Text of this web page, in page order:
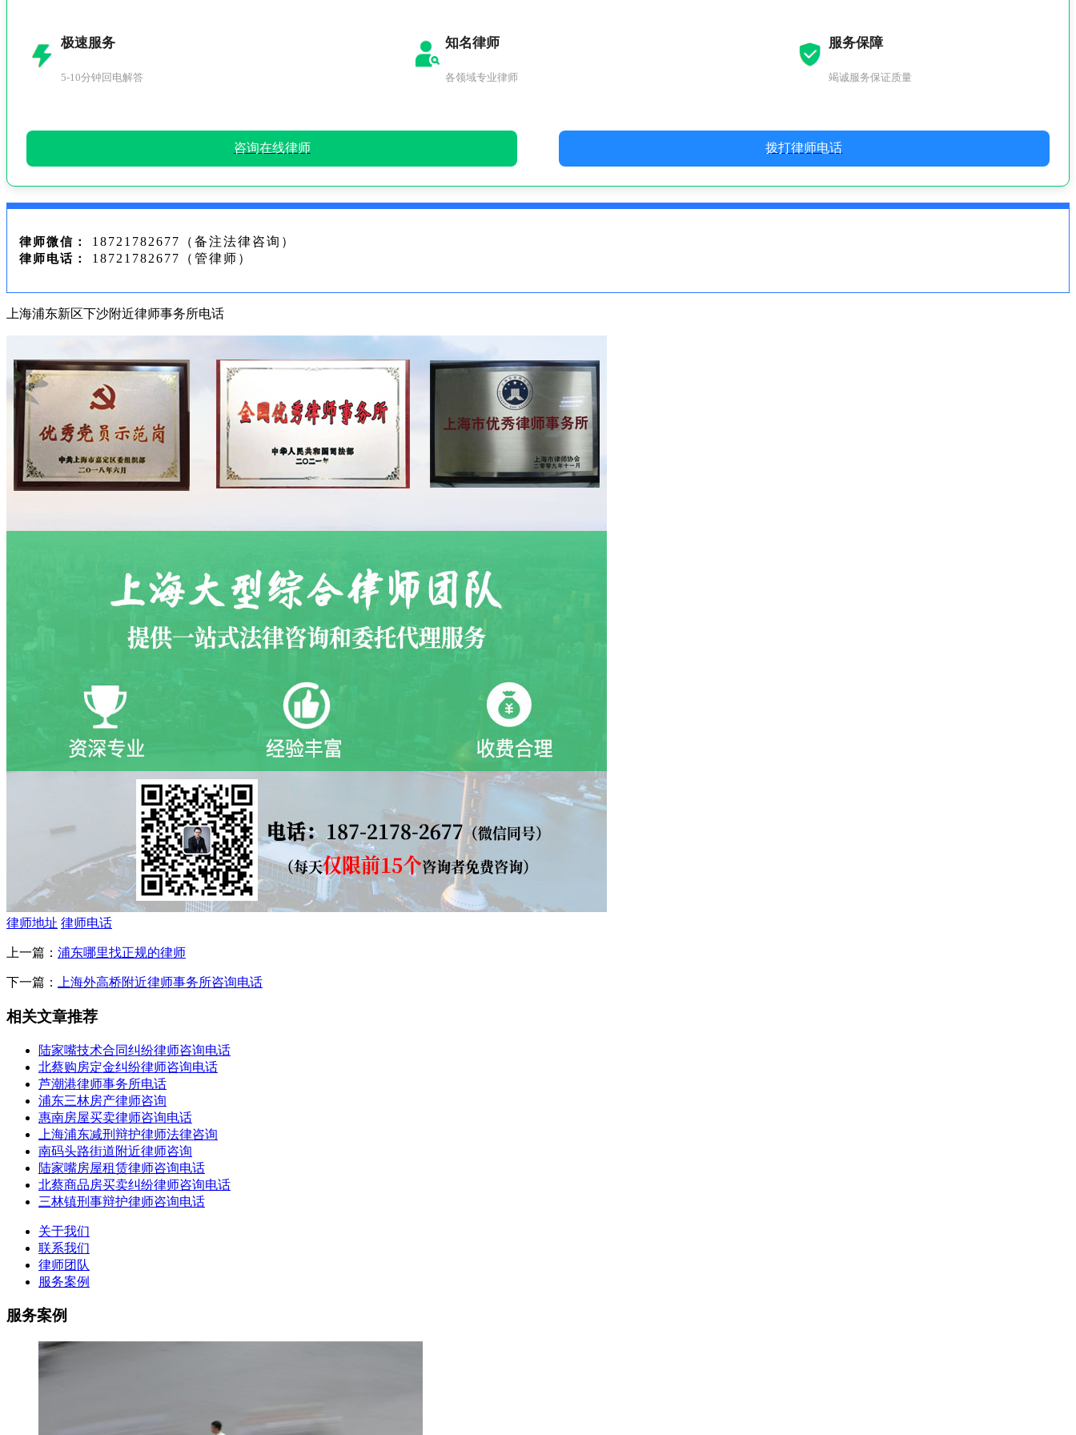
极速服务
5-10分钟回电解答
知名律师
各领域专业律师
服务保障
竭诚服务保证质量
咨询在线律师 拨打律师电话
律师微信： 18721782677（备注法律咨询）
律师电话： 18721782677（管律师）
上海浦东新区下沙附近律师事务所电话
律师地址 律师电话
上一篇： 浦东哪里找正规的律师
下一篇： 上海外高桥附近律师事务所咨询电话
相关文章推荐
陆家嘴技术合同纠纷律师咨询电话
北蔡购房定金纠纷律师咨询电话
芦潮港律师事务所电话
浦东三林房产律师咨询
惠南房屋买卖律师咨询电话
上海浦东减刑辩护律师法律咨询
南码头路街道附近律师咨询
陆家嘴房屋租赁律师咨询电话
北蔡商品房买卖纠纷律师咨询电话
三林镇刑事辩护律师咨询电话
关于我们
联系我们
律师团队
服务案例
服务案例